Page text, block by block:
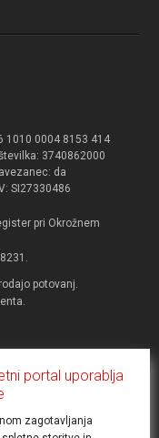
1010 0004 8153 414
3740862000
da
SI27330486
pri Okrožnem
potovanj.
portal uporablja
zagotavljanja